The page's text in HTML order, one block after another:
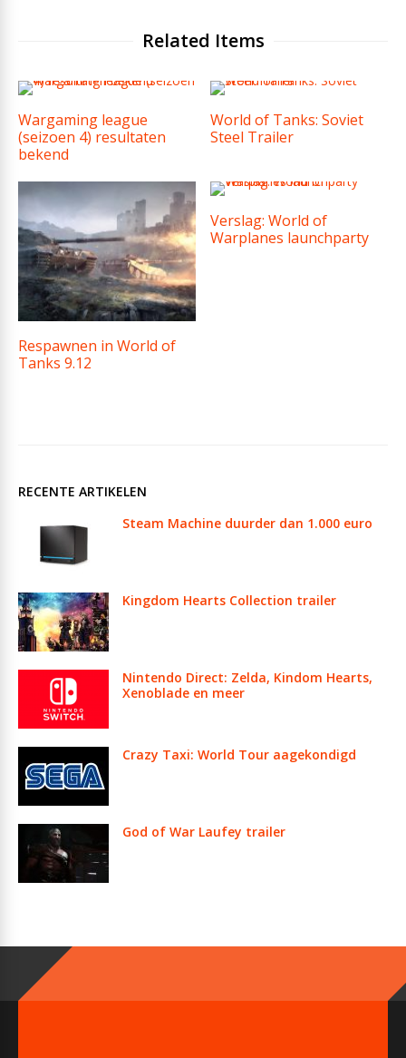
Related Items
Wargaming league
(seizoen 4) resultaten
bekend
World of Tanks: Soviet
Steel Trailer
Respawnen in World of
Tanks 9.12
Verslag: World of
Warplanes launchparty
RECENTE ARTIKELEN
Steam Machine duurder dan 1.000 euro
Kingdom Hearts Collection trailer
Nintendo Direct: Zelda, Kindom Hearts,
Xenoblade en meer
Crazy Taxi: World Tour aagekondigd
God of War Laufey trailer